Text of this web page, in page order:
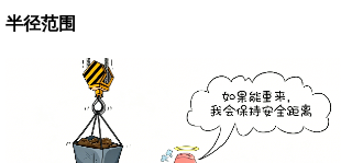
半径范围